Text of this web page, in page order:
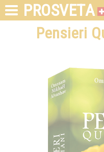
PROSVETA
Pensieri